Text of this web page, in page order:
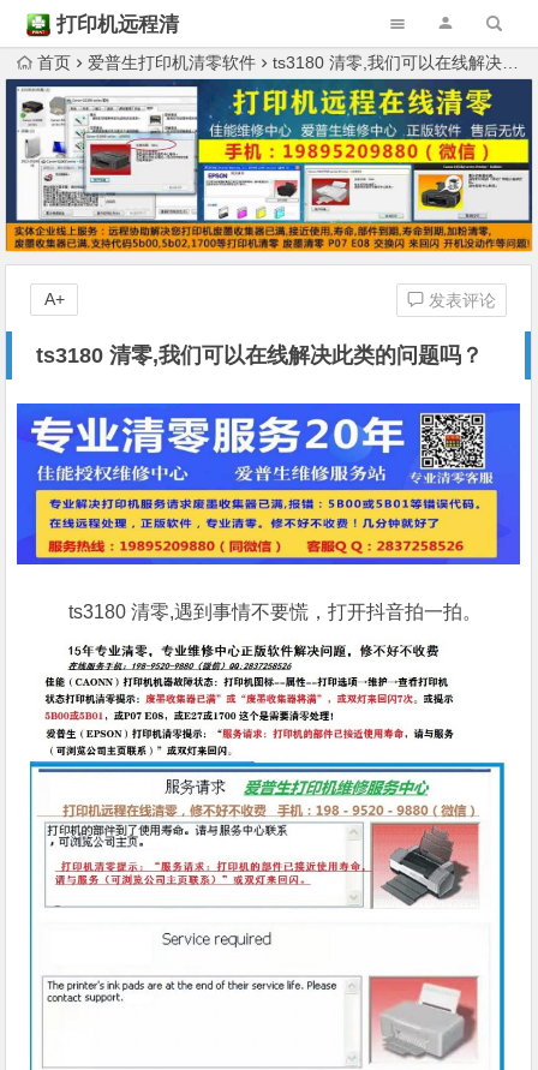
打印机远程清
零首页 爱普生打印机清零软件 ts3180 清零,我们可以在线解决此类的问题吗？
ts3180 清零,我们可以在线解决此类的问题吗？
发表评论
A+
ts3180 清零,遇到事情不要慌，打开抖音拍一拍。